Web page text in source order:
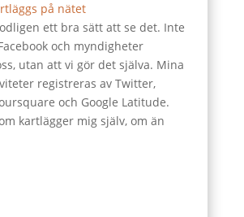
på nätet
ett bra sätt att se det. Inte
och myndigheter
utan att vi gör det själva. Mina
registreras av Twitter,
och Google Latitude.
kartlägger mig själv, om än